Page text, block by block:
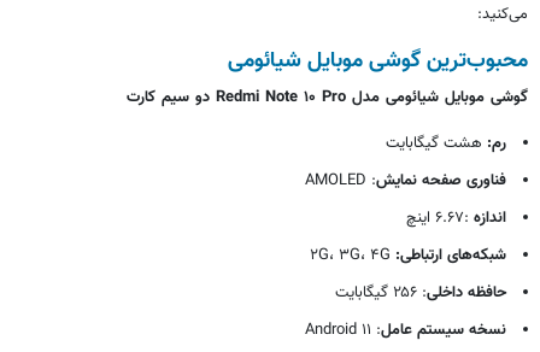
می‌کنید:
محبوب‌ترین گوشی موبایل شیائومی
گوشی موبایل شیائومی مدل Redmi Note ۱۰ Pro دو سیم کارت
رم: هشت گیگابایت
فناوری صفحه نمایش: AMOLED
اندازه:۶.۶۷ اینچ
شبکه‌های ارتباطی:
حافظه داخلی: ۲۵۶ گیگابایت
نسخه سیستم عامل: ۱۱ Android